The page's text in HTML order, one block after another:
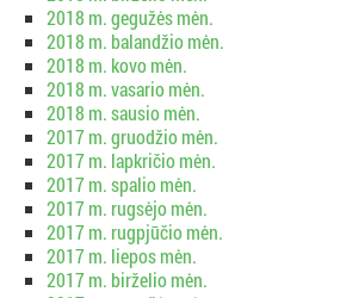
2018 m. gegužės mėn.
2018 m. balandžio mėn.
2018 m. kovo mėn.
2018 m. vasario mėn.
2018 m. sausio mėn.
2017 m. gruodžio mėn.
2017 m. lapkričio mėn.
2017 m. spalio mėn.
2017 m. rugsėjo mėn.
2017 m. rugpjūčio mėn.
2017 m. liepos mėn.
2017 m. birželio mėn.